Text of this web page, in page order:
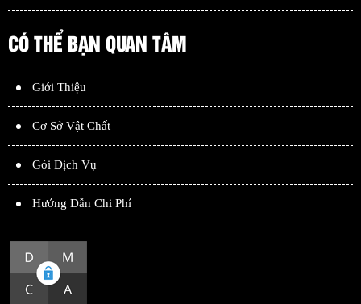
CÓ THỂ BẠN QUAN TÂM
Giới Thiệu
Cơ Sở Vật Chất
Gói Dịch Vụ
Hướng Dẫn Chi Phí